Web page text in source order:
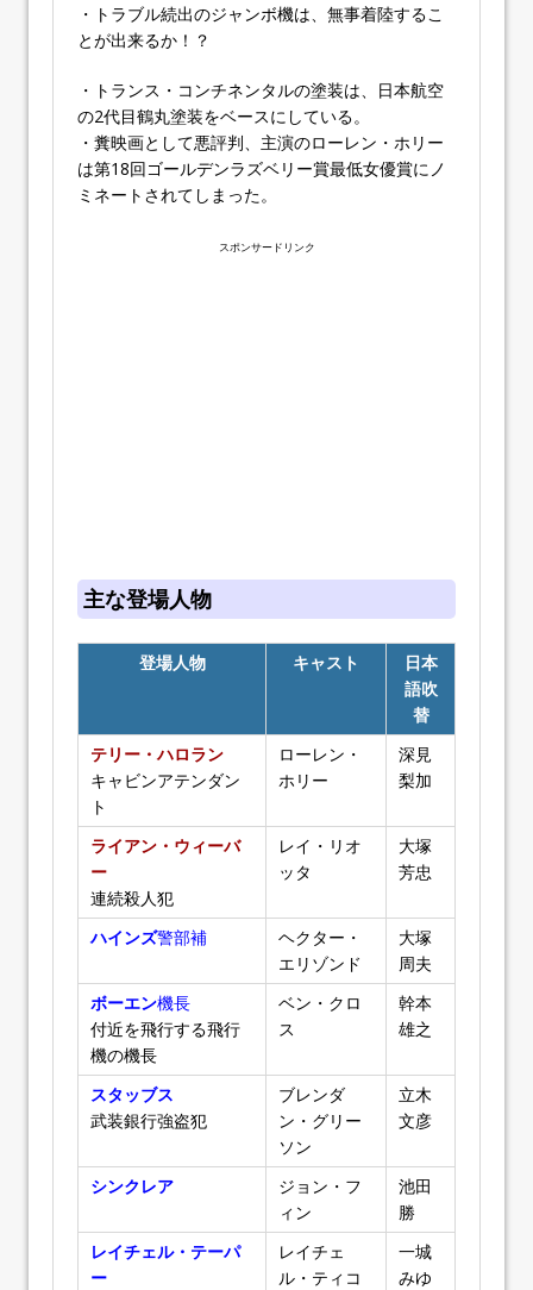
・トラブル続出のジャンボ機は、無事着陸するこ
とが出来るか！？
・トランス・コンチネンタルの塗装は、日本航空
の2代目鶴丸塗装をベースにしている。
・糞映画として悪評判、主演のローレン・ホリー
は第18回ゴールデンラズベリー賞最低女優賞にノ
ミネートされてしまった。
スポンサードリンク
主な登場人物
登場人物 キャスト
日本
語吹
替
テリー・ハロラン
キャビンアテンダン
ト
ローレン・
ホリー
深見
梨加
ライアン・ウィーバ
ー
連続殺人犯
レイ・リオ
ッタ
大塚
芳忠
ハインズ警部補
ヘクター・
エリゾンド
大塚
周夫
ボーエン機長
付近を飛行する飛行
機の機長
ベン・クロ
ス
幹本
雄之
スタッブス
武装銀行強盗犯
ブレンダ
ン・グリー
ソン
立木
文彦
シンクレア
ジョン・フ
ィン
池田
勝
レイチェル・テーパ
ー
レイチェ
ル・ティコ
一城
みゆ